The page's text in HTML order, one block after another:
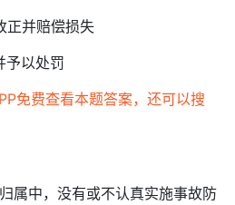
正并赔偿损失
予以处罚
免费查看本题答案，还可以搜
属中，没有或不认真实施事故防